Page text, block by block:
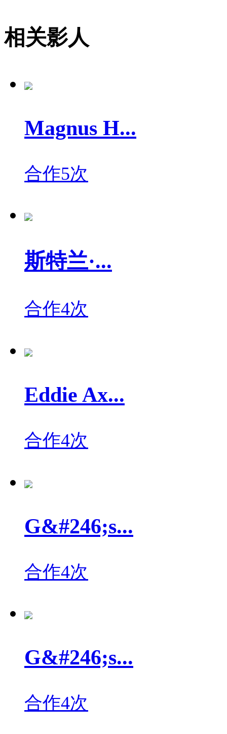
相关影人
Magnus H...
合作5次
斯特兰·...
合作4次
Eddie Ax...
合作4次
G&#246;s...
合作4次
G&#246;s...
合作4次